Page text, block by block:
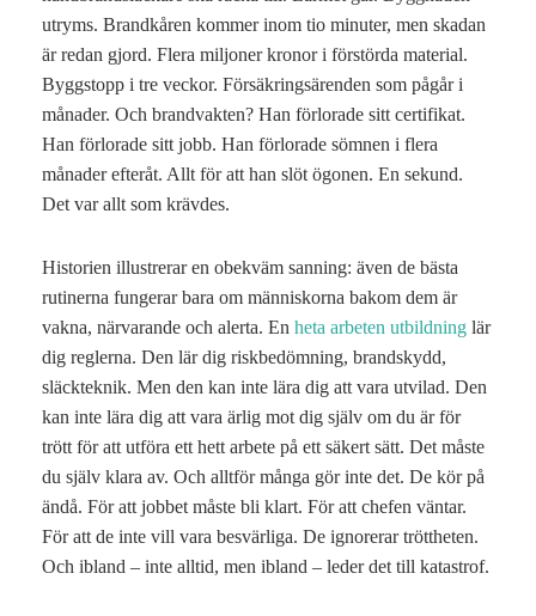
utryms. Brandkåren kommer inom tio minuter, men skadan
är redan gjord. Flera miljoner kronor i förstörda material.
Byggstopp i tre veckor. Försäkringsärenden som pågår i
månader. Och brandvakten? Han förlorade sitt certifikat.
Han förlorade sitt jobb. Han förlorade sömnen i flera
månader efteråt. Allt för att han slöt ögonen. En sekund.
Det var allt som krävdes.
Historien illustrerar en obekväm sanning: även de bästa
rutinerna fungerar bara om människorna bakom dem är
vakna, närvarande och alerta. En heta arbeten utbildning lär
dig reglerna. Den lär dig riskbedömning, brandskydd,
släckteknik. Men den kan inte lära dig att vara utvilad. Den
kan inte lära dig att vara ärlig mot dig själv om du är för
trött för att utföra ett hett arbete på ett säkert sätt. Det måste
du själv klara av. Och alltför många gör inte det. De kör på
ändå. För att jobbet måste bli klart. För att chefen väntar.
För att de inte vill vara besvärliga. De ignorerar tröttheten.
Och ibland – inte alltid, men ibland – leder det till katastrof.